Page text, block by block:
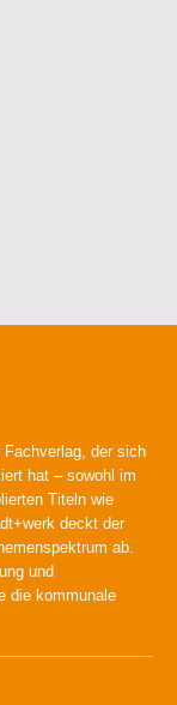
der sich
hat – sowohl im
Titeln wie
deckt der
ab.
und
die kommunale